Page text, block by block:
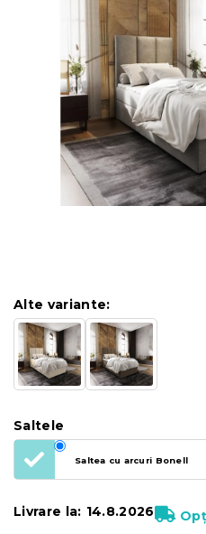
Alte variante:
Saltele
Saltea cu arcuri Bonell
Livrare la: 14.8.2026